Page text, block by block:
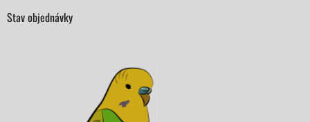
Stav objednávky